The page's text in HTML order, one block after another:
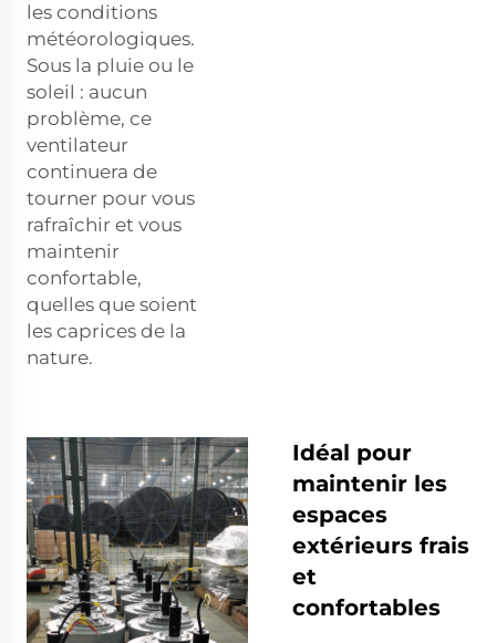
les conditions
météorologiques.
Sous la pluie ou le
soleil : aucun
problème, ce
ventilateur
continuera de
tourner pour vous
rafraîchir et vous
maintenir
confortable,
quelles que soient
les caprices de la
nature.
Idéal pour
maintenir les
espaces
extérieurs frais
et
confortables